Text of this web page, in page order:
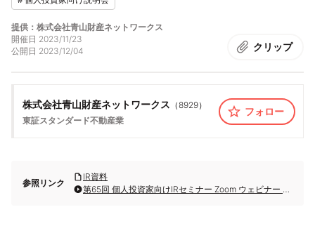
提供：株式会社青山財産ネットワークス
開催日 2023/11/23
公開日 2023/12/04 クリップ
株式会社青山財産ネットワークス （8929）
東証スタンダード不動産業
フォロー
参照リンク
IR資料
第65回 個人投資家向けIRセミナー Zoom ウェビナー 第3部・株式会社青山財産ネットワークス